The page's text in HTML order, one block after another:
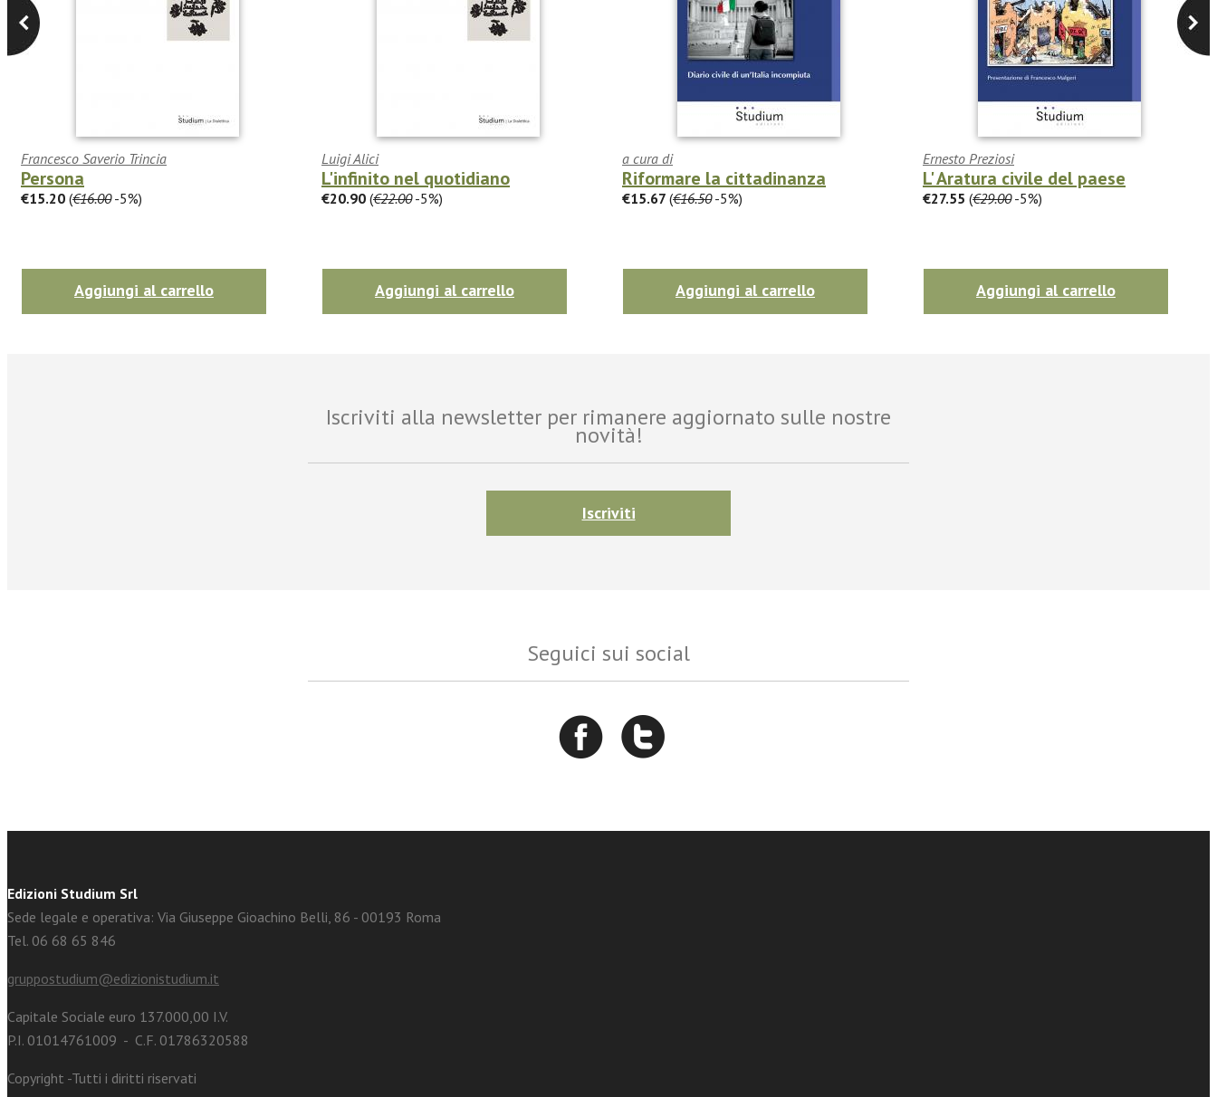
Francesco Saverio Trincia
Persona
€15.20 (€16.00-5%)
Aggiungi al carrello
Luigi Alici
L'infinito nel quotidiano
€20.90 (€22.00-5%)
Aggiungi al carrello
a cura di
Riformare la cittadinanza
€15.67 (€16.50-5%)
Aggiungi al carrello
Ernesto Preziosi
L' Aratura civile del paese
€27.55 (€29.00-5%)
Aggiungi al carrello
Iscriviti alla newsletter per rimanere aggiornato sulle nostre
novità!
Iscriviti
Seguici sui social
Edizioni Studium Srl
Sede legale e operativa: Via Giuseppe Gioachino Belli, 86 - 00193 Roma
Tel. 06 68 65 846
gruppostudium@edizionistudium.it
Capitale Sociale euro 137.000,00 I.V.
P.I. 01014761009 - C.F. 01786320588
Copyright -Tutti i diritti riservati